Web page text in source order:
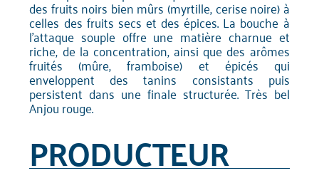
des fruits noirs bien mûrs (myrtille, cerise noire) à
celles des fruits secs et des épices. La bouche à
l'attaque souple offre une matière charnue et
riche, de la concentration, ainsi que des arômes
fruités (mûre, framboise) et épicés qui
enveloppent des tanins consistants puis
persistent dans une finale structurée. Très bel
Anjou rouge.
PRODUCTEUR